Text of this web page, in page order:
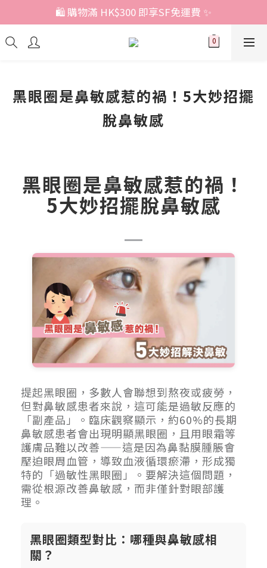
🛍️ 購物滿 HK$300 即享SF免運費 ✨
黑眼圈是鼻敏感惹的禍！5大妙招擺
脫鼻敏感
黑眼圈是鼻敏感惹的禍！
5大妙招擺脫鼻敏感
提起黑眼圈，多數人會聯想到熬夜或疲勞，
但對鼻敏感患者來說，這可能是過敏反應的
「副產品」。臨床觀察顯示，約60%的長期
鼻敏感患者會出現明顯黑眼圈，且用眼霜等
護膚品難以改善——這是因為鼻黏膜腫脹會
壓迫眼周血管，導致血液循環瘀滯，形成獨
特的「過敏性黑眼圈」。要解決這個問題，
需從根源改善鼻敏感，而非僅針對眼部護
理。
黑眼圈類型對比：哪種與鼻敏感相
關？